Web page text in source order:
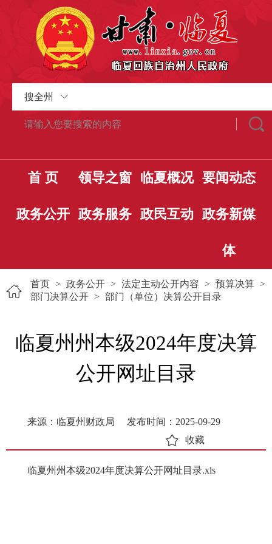
搜全州
首 页 领导之窗 临夏概况 要闻动态
政务公开 政务服务 政民互动 政务新媒
体
首页 > 政务公开 > 法定主动公开内容 > 预算决算 >
部门决算公开 > 部门（单位）决算公开目录
临夏州州本级2024年度决算
公开网址目录
来源：临夏州财政局
发布时间：2025-09-29
收藏
临夏州州本级2024年度决算公开网址目录.xls